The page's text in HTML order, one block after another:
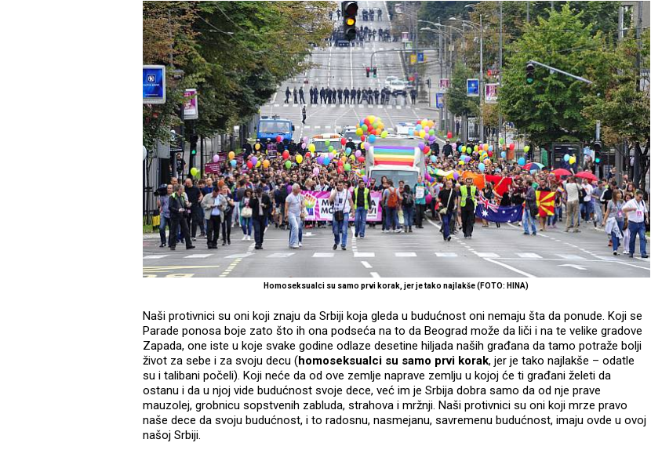
Homoseksualci su samo prvi korak, jer je tako najlakše (FOTO: HINA)
Naši protivnici su oni koji znaju da Srbiji koja gleda u budućnost oni nemaju šta da ponude. Koji se
Parade ponosa boje zato što ih ona podseća na to da Beograd može da liči i na te velike gradove
Zapada, one iste u koje svake godine odlaze desetine hiljada naših građana da tamo potraže bolji
život za sebe i za svoju decu (homoseksualci su samo prvi korak, jer je tako najlakše – odatle
su i talibani počeli). Koji neće da od ove zemlje naprave zemlju u kojoj će ti građani želeti da
ostanu i da u njoj vide budućnost svoje dece, već im je Srbija dobra samo da od nje prave
mauzolej, grobnicu sopstvenih zabluda, strahova i mržnji. Naši protivnici su oni koji mrze pravo
naše dece da svoju budućnost, i to radosnu, nasmejanu, savremenu budućnost, imaju ovde u ovoj
našoj Srbiji.